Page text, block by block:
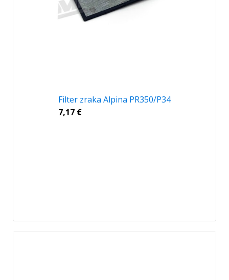
Filter zraka Alpina PR350/P34
7,17 €